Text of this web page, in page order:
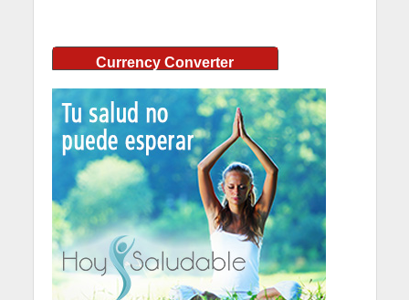
Currency Converter